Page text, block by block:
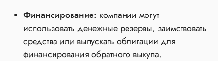
Финансирование: компании могут
использовать денежные резервы, заимствовать
средства или выпускать облигации для
финансирования обратного выкупа.